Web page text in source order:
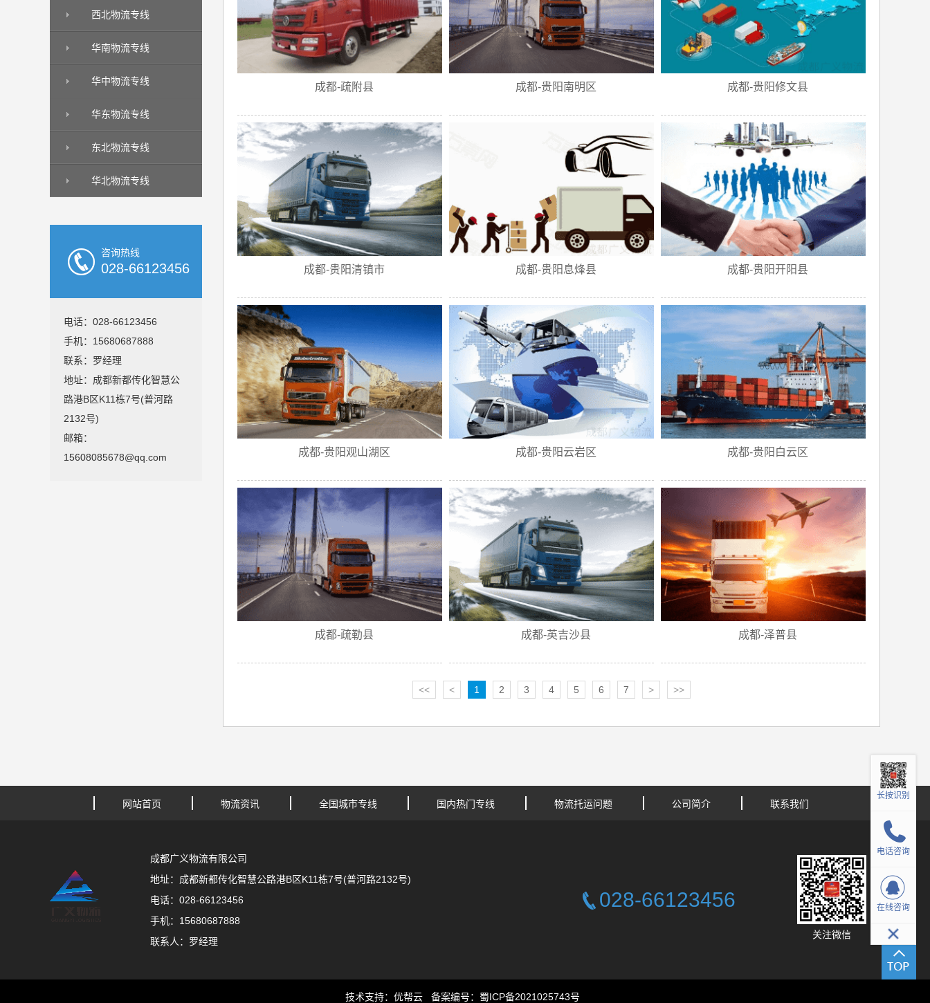
西北物流专线
华南物流专线
华中物流专线
华东物流专线
东北物流专线
华北物流专线
咨询热线
028-66123456
电话：028-66123456
手机：15680687888
联系：罗经理
地址：成都新都传化智慧公
路港B区K11栋7号(普河路
2132号)
邮箱：
15608085678@qq.com
成都-疏附县 成都-贵阳南明区 成都-贵阳修文县
成都-贵阳清镇市 成都-贵阳息烽县 成都-贵阳开阳县
成都-贵阳观山湖区 成都-贵阳云岩区 成都-贵阳白云区
成都-疏勒县 成都-英吉沙县 成都-泽普县
<< < 1 2 3 4 5 6 7 > >>
网站首页 物流资讯 全国城市专线 国内热门专线 物流托运问题 公司简介 联系我们
成都广义物流有限公司
地址：成都新都传化智慧公路港B区K11栋7号(普河路2132号)
电话：028-66123456
手机：15680687888
联系人：罗经理
028-66123456
关注微信
技术支持： 优帮云 备案编号： 蜀ICP备2021025743号
长按识别
电话咨询
在线咨询